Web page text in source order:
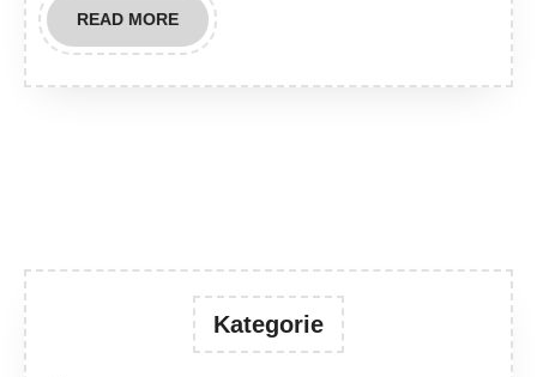
READ MOREREAD
MORE
Kategorie